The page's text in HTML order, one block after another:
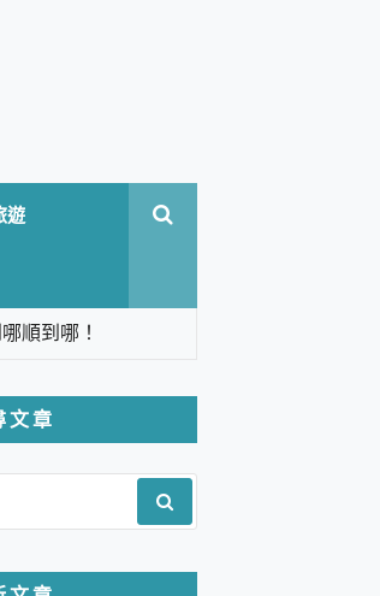
遊
順到哪！
戶外攝影機 開箱 評
文章